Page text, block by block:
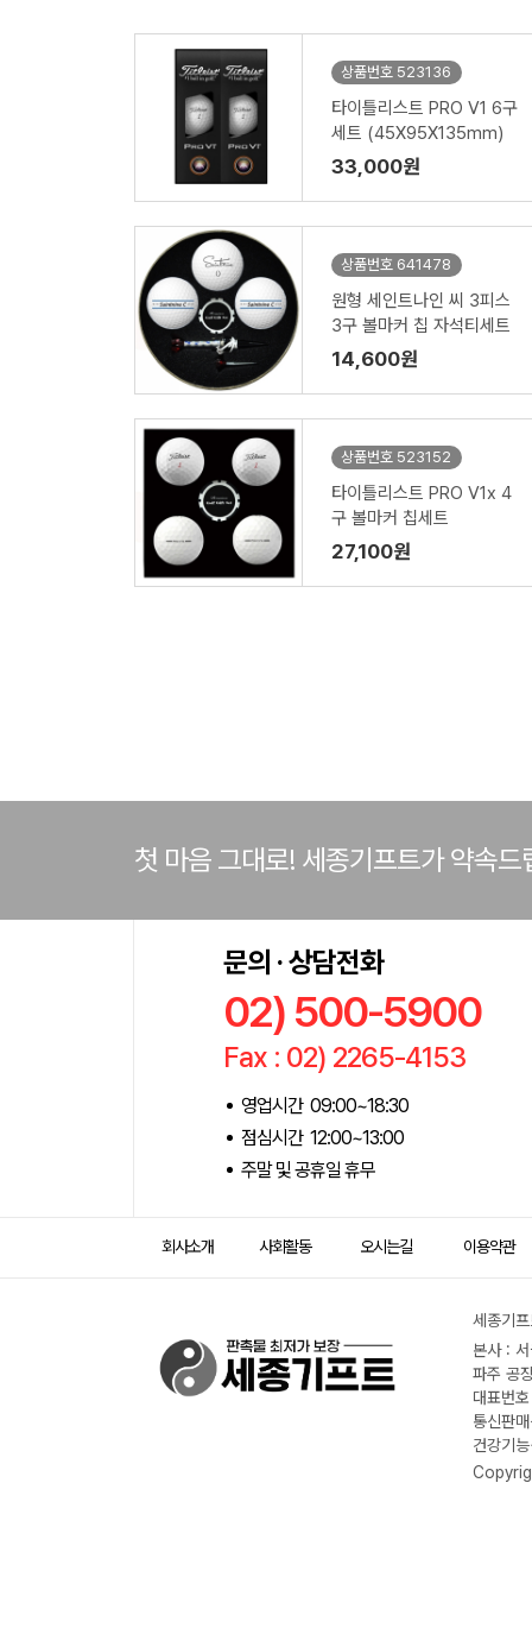
상품번호 523136
타이틀리스트 PRO V1 6구
세트 (45X95X135mm)
33,000원
상품번호 641478
원형 세인트나인 씨 3피스
3구 볼마커 칩 자석티세트
14,600원
상품번호 523152
타이틀리스트 PRO V1x 4
구 볼마커 칩세트
27,100원
첫 마음 그대로! 세종기프트가 약속드
문의 · 상담전화
02) 500-5900
Fax : 02) 2265-4153
영업시간 09:00~18:30
점심시간 12:00~13:00
주말 및 공휴일 휴무
회사소개 사회활동 오시는길 이용약관
세종기
본사 :
파주 공
대표번
통신판
건강기